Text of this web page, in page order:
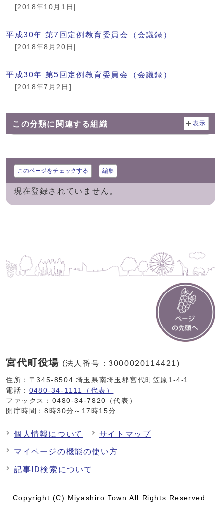
[2018年10月1日]
平成30年 第7回定例教育委員会（会議録）
[2018年8月20日]
平成30年 第5回定例教育委員会（会議録）
[2018年7月2日]
この分類に関連する組織 表示
このページをチェックする 編集
現在登録されていません。
宮代町役場 (法人番号：3000020114421)
住所：〒345-8504 埼玉県南埼玉郡宮代町笠原1-4-1
電話： 0480-34-1111（代表）
ファックス：0480-34-7820（代表）
開庁時間：8時30分～17時15分
個人情報について サイトマップ
マイページの機能の使い方
記事ID検索について
Copyright (C) Miyashiro Town All Rights Reserved.